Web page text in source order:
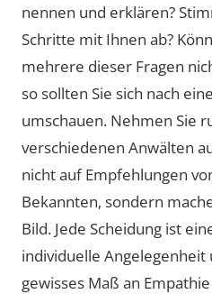
nennen und erklären?
Schritte mit Ihnen ab?
mehrere dieser Fragen
so sollten Sie sich nach
umschauen. Nehmen Sie
verschiedenen Anwälten
nicht auf Empfehlungen
Bekannten, sondern
Bild. Jede Scheidung ist
individuelle
gewisses Maß an